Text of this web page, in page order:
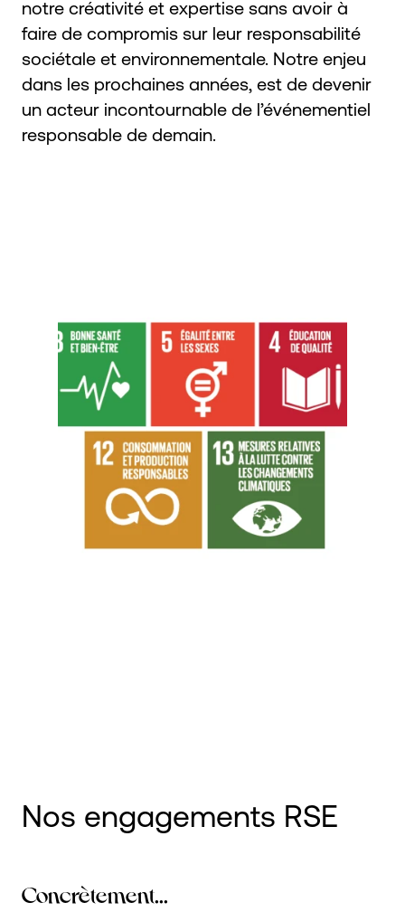
notre créativité et expertise sans avoir à
faire de compromis sur leur responsabilité
sociétale et environnementale. Notre enjeu
dans les prochaines années, est de devenir
un acteur incontournable de l’événementiel
responsable de demain.
Nos engagements RSE
Concrètement...